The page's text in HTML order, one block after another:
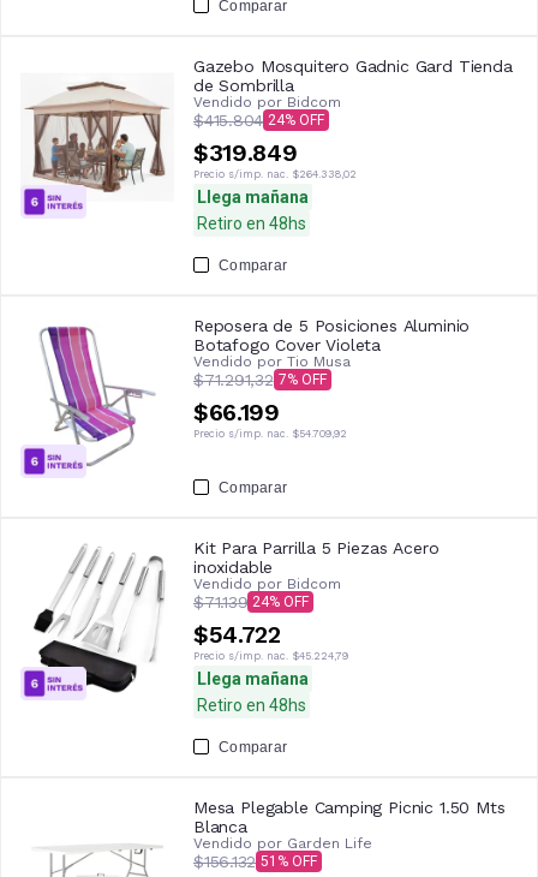
Comparar
Gazebo Mosquitero Gadnic Gard Tienda
de Sombrilla
Vendido por Bidcom
$415.804 24
$319.849
Precio s/imp. nac. $264.338,02
Llega mañana
Retiro en 48hs
Comparar
Reposera de 5 Posiciones Aluminio
Botafogo Cover Violeta
Vendido por Tio Musa
$71.291,32 7
$66.199
Precio s/imp. nac. $54.709,92
Comparar
Kit Para Parrilla 5 Piezas Acero
inoxidable
Vendido por Bidcom
$71.139 24
$54.722
Precio s/imp. nac. $45.224,79
Llega mañana
Retiro en 48hs
Comparar
Mesa Plegable Camping Picnic 1.50 Mts
Blanca
Vendido por Garden Life
$156.132 51